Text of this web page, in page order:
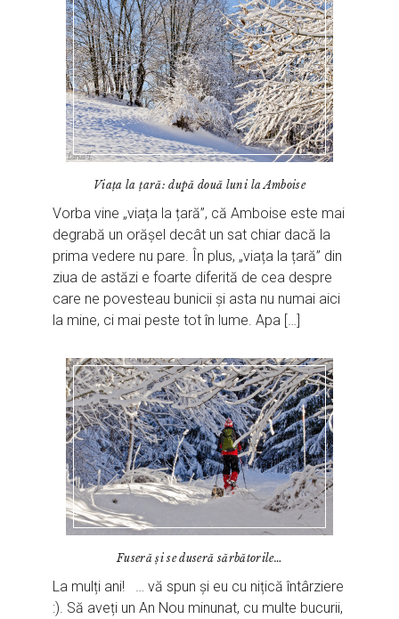
Viața la țară: după două luni la Amboise
Vorba vine „viața la țară”, că Amboise este mai
degrabă un orășel decât un sat chiar dacă la
prima vedere nu pare. În plus, „viața la țară” din
ziua de astăzi e foarte diferită de cea despre
care ne povesteau bunicii și asta nu numai aici
la mine, ci mai peste tot în lume. Apa […]
Fuseră și se duseră sărbătorile…
La mulți ani! … vă spun și eu cu nițică întârziere
:). Să aveți un An Nou minunat, cu multe bucurii,